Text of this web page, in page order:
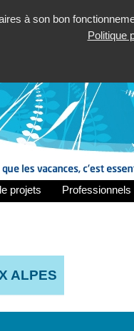
à son bon
Politique
projets
ALPES